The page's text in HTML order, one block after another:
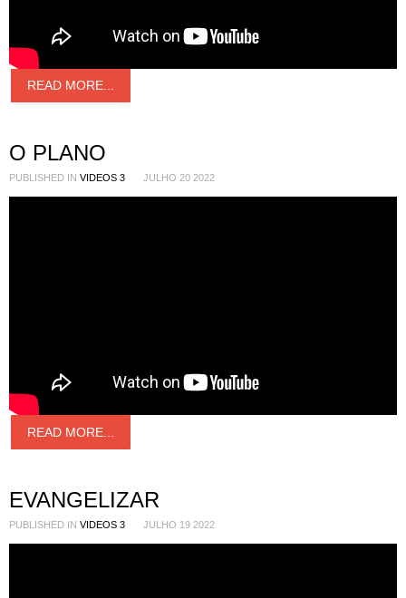
READ MORE...
O PLANO
PUBLISHED IN VIDEOS 3 JULHO 20 2022
READ MORE...
EVANGELIZAR
PUBLISHED IN VIDEOS 3 JULHO 19 2022